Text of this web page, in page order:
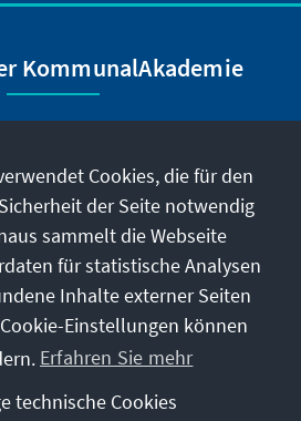
KommunalAkademie
sowie der Konrad-
Stiftung informieren.
abonnieren
Cookies, die für den
der Seite notwendig
sammelt die Webseite
für statistische Analysen
Inhalte externer Seiten
Einstellungen können
Erfahren Sie mehr
technische Cookies